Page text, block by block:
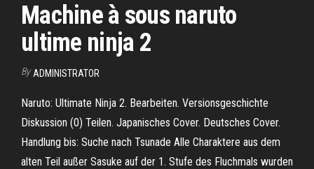
Machine à sous naruto
ultime ninja 2
By ADMINISTRATOR
Naruto: Ultimate Ninja 2. Bearbeiten. Versionsgeschichte
Diskussion (0) Teilen. Japanisches Cover. Deutsches Cover.
Handlung bis: Suche nach Tsunade Alle Charaktere aus dem
alten Teil außer Sasuke auf der 1. Stufe des Fluchmals wurden